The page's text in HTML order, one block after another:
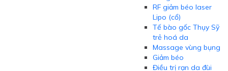
RF giảm béo laser
Lipo (cổ)
Tế bào gốc Thụy Sỹ
trẻ hoá da
Massage vùng bụng
Giảm béo
Điều trị rạn da đùi